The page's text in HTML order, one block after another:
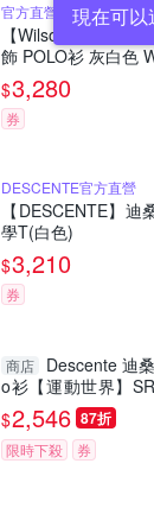
現在可以
官方直營
【Wilson威爾森】
飾 POLO衫 灰白色
$3,280
券
DESCENTE官方直營
【DESCENTE】
學T(白色)
$3,210
券
商店
Descente 迪
o衫【運動世界】
ORL/DNVY/LGRN/
$2,546 87折
限時下殺 券